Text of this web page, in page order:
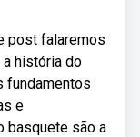
post falaremos
história do
fundamentos
e
basquete são a